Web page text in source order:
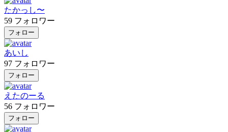
たかっし〜
59 フォロワー
フォロー
あいし
97 フォロワー
フォロー
えたのーる
56 フォロワー
フォロー